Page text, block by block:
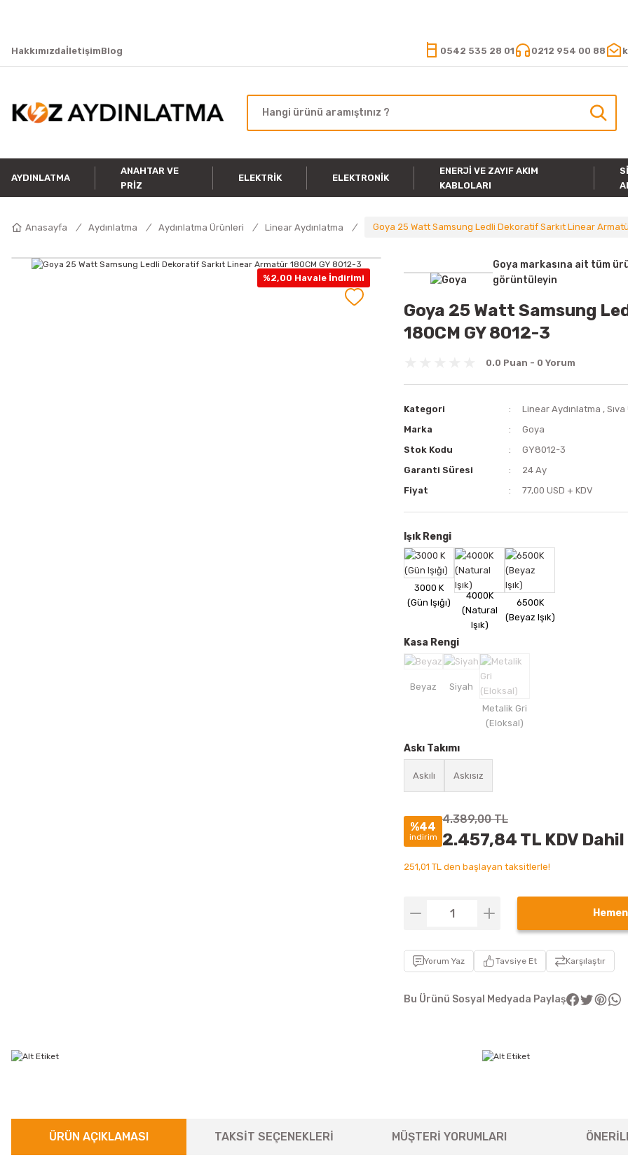
HakkımızdaİletişimBlog 0542 535 28 01 0212 954 00 88
AYDINLATMA
ANAHTAR VE
PRIZ
ELEKTRIK ELEKTRONIK
ENERJI VE ZAYIF AKIM
KABLOLARI
Anasayfa Aydınlatma Aydınlatma Ürünleri Linear Aydınlatma Goya 25 Watt Samsung Ledli Dekoratif Sarkıt Linear
%2,00 Havale İndirimi
Goya markasına ait tüm
görüntüleyin
Goya 25 Watt Samsung
180CM GY 8012-3
0.0 Puan - 0 Yorum
Kategori Linear Aydınlatma ,
Marka
Goya
Stok Kodu
GY8012-3
Garanti Süresi
24 Ay
Fiyat
77,00 USD + KDV
Işık Rengi
Kasa Rengi
Askı Takımı
Askılı Askısız
%44
indirim
4.389,00 TL
2.457,84 TL KDV Dahil
251,01 TL den başlayan taksitlerle!
Hemen
Yorum Yaz Tavsiye Et Karşılaştır
Bu Ürünü Sosyal Medyada Paylaş
ÜRÜN AÇIKLAMASI TAKSİT SEÇENEKLERİ MÜŞTERİ YORUMLARI